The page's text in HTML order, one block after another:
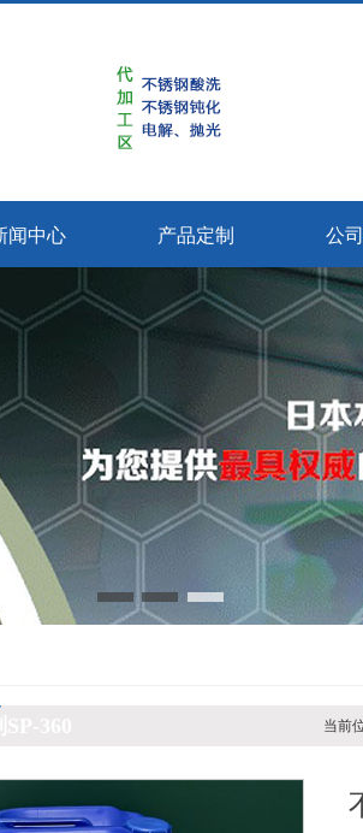
闻中心 产品定制 公
360 当前